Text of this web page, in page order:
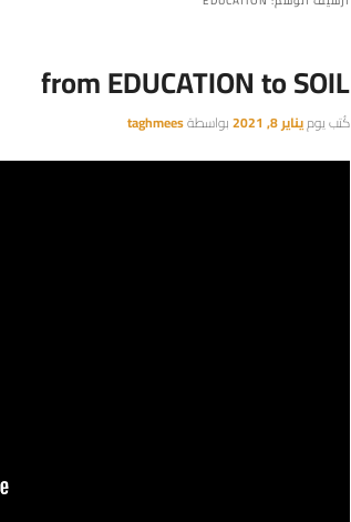
from EDUCATION to SOIL
كُتب يوميناير 8, 2021 بواسطةtaghmees